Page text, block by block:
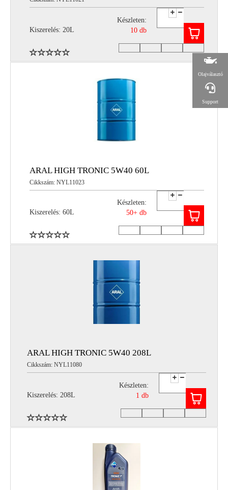
Kiszerelés: 20L
Készleten:
10 db
ARAL HIGH TRONIC 5W40 60L
Cikkszám: NYL11023
Kiszerelés: 60L
Készleten:
50+ db
ARAL HIGH TRONIC 5W40 208L
Cikkszám: NYL11080
Kiszerelés: 208L
Készleten:
1 db
Olajválasztó
Support